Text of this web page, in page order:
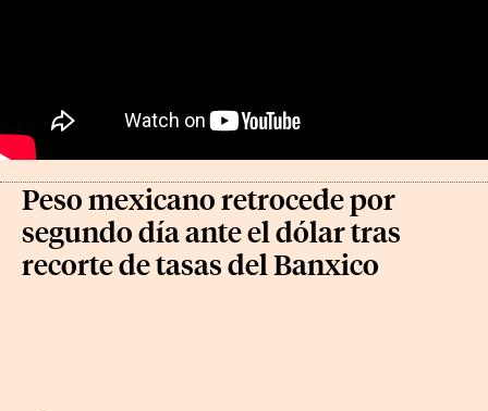
Peso mexicano retrocede por
segundo día ante el dólar tras
recorte de tasas del Banxico